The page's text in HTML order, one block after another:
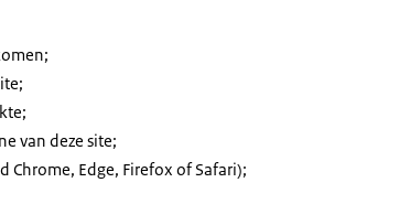
van deze site;
Edge, Firefox of Safari);